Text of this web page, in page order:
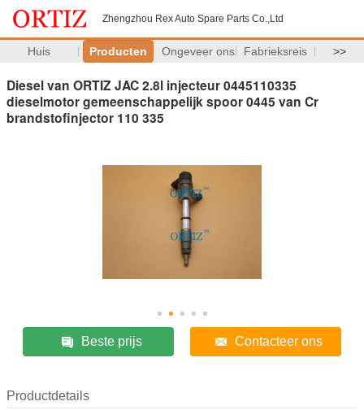
Zhengzhou Rex Auto Spare Parts Co.,Ltd
Huis Producten Ongeveer ons Fabrieksreis >>
Diesel van ORTIZ JAC 2.8l injecteur 0445110335
dieselmotor gemeenschappelijk spoor 0445 van Cr
brandstofinjector 110 335
Beste prijs Contacteer ons
Productdetails